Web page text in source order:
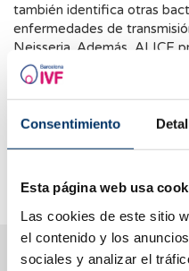
Consentimiento
Esta página web usa
Las cookies de este sitio
el contenido y los
sociales y analizar el
también identifica otras
enfermedades de
Neisseria. Además, ALICE
tratamiento antibiótico y/o
para curar la endometritis.
La prueba debe ser
los resultados de la prueba
Te ayudamos